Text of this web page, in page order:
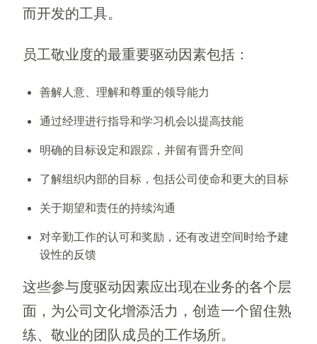
而开发的工具。
员工敬业度的最重要驱动因素包括：
善解人意、理解和尊重的领导能力
通过经理进行指导和学习机会以提高技能
明确的目标设定和跟踪，并留有晋升空间
了解组织内部的目标，包括公司使命和更大的目标
关于期望和责任的持续沟通
对辛勤工作的认可和奖励，还有改进空间时给予建
设性的反馈
这些参与度驱动因素应出现在业务的各个层
面，为公司文化增添活力，创造一个留住熟
练、敬业的团队成员的工作场所。